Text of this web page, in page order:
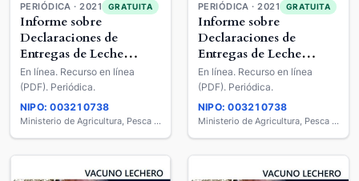
PERIÓDICA · 2021 GRATUITA
Informe sobre
Declaraciones de
Entregas de Leche
Cruda a los Primeros
Compradores : Vacuno
Lechero
En línea. Recurso en línea
(PDF). Periódica.
NIPO: 003210738
Ministerio de Agricultura, Pesca y Alimentación
PERIÓDICA · 2021 GRATUITA
Informe sobre
Declaraciones de
Entregas de Leche
Cruda a los Primeros
Compradores : Vacuno
Lechero
En línea. Recurso en línea
(PDF). Periódica.
NIPO: 003210738
Ministerio de Agricultura, Pesca y Alimentación